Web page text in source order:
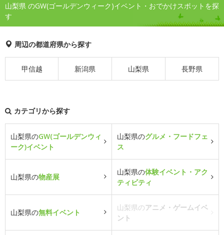
山梨県 のGW(ゴールデンウィーク)イベント・おでかけスポットを探
す
周辺の都道府県から探す
甲信越 新潟県 山梨県 長野県
カテゴリから探す
山梨県のGW(ゴールデンウィ
ーク)イベント
山梨県のグルメ・フードフェ
ス
山梨県の物産展
山梨県の体験イベント・アク
ティビティ
山梨県の無料イベント
山梨県のアニメ・ゲームイベ
ント